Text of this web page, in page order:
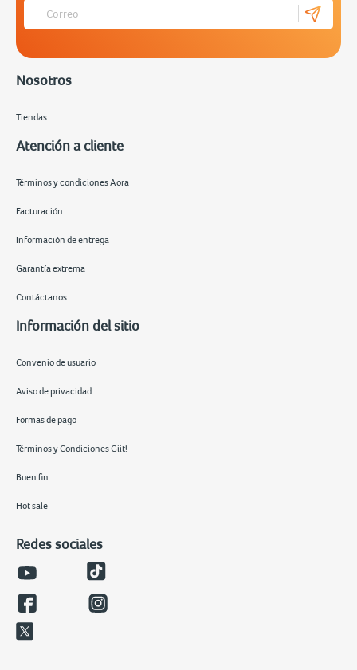
Nosotros
Tiendas
Atención a cliente
Términos y condiciones Aora
Facturación
Información de entrega
Garantía extrema
Contáctanos
Información del sitio
Convenio de usuario
Aviso de privacidad
Formas de pago
Términos y Condiciones Giit!
Buen fin
Hot sale
Redes sociales